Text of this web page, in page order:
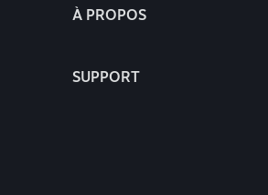
À PROPOS
SUPPORT